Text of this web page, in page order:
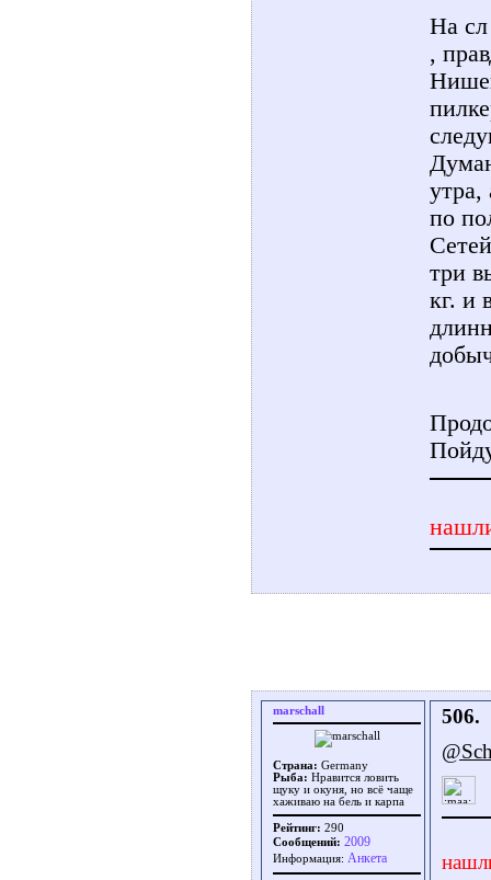
На
,
утра,
по
три
кг. и
marschall
Страна: Germany
Рыба: Нравится ловить
щуку и окуня, но всё чаще
хаживаю на бель и карпа
Рейтинг: 290
Сообщений: 2009
Информация: Aнкета
506.